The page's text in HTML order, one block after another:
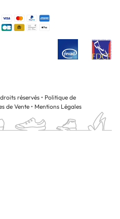
réservés • Politique de
de Vente • Mentions Légales